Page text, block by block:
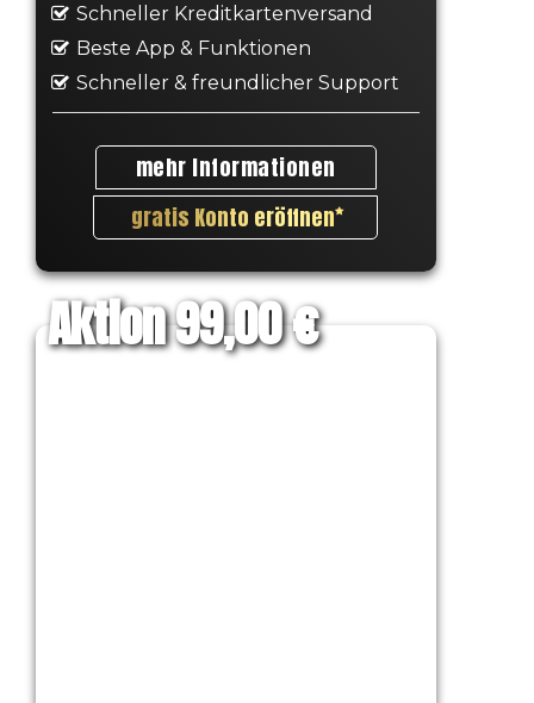
Schneller Kreditkartenversand
Beste App & Funktionen
Schneller & freundlicher Support
mehr Informationen
gratis Konto eröffnen
Aktion 99,00 €